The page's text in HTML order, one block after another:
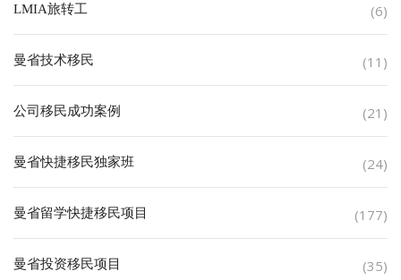
LMIA旅转工 (6)
曼省技术移民 (11)
公司移民成功案例 (21)
曼省快捷移民独家班 (24)
曼省留学快捷移民项目 (177)
曼省投资移民项目 (35)